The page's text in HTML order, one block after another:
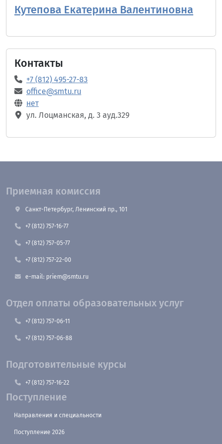
Кутепова Екатерина Валентиновна
Контакты
+7 (812) 495-27-83
office@smtu.ru
нет
ул. Лоцманская, д. 3 ауд.329
Приемная комиссия
Санкт-Петербург, Ленинский пр., 101
+7 (812) 757-16-77
+7 (812) 757-05-77
+7 (812) 757-22-00
e-mail: priem@smtu.ru
Отдел оплаты образовательных услуг
+7 (812) 757-06-11
+7 (812) 757-06-88
Подготовительные курсы
+7 (812) 757-16-22
Поступление
Направления и специальности
Поступление 2026